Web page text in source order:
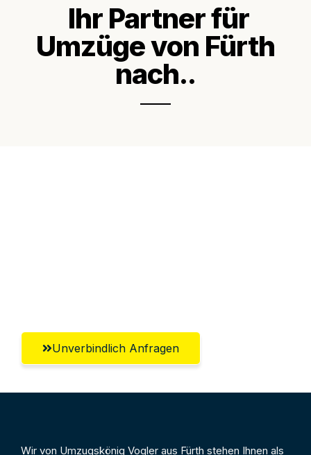
Ihr Partner für
Umzüge von Fürth
nach..
Unverbindlich Anfragen
Wir von Umzugskönig Vogler aus Fürth stehen Ihnen als